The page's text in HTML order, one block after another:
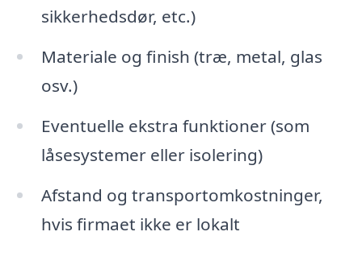
sikkerhedsdør, etc.)
Materiale og finish (træ, metal, glas
osv.)
Eventuelle ekstra funktioner (som
låsesystemer eller isolering)
Afstand og transportomkostninger,
hvis firmaet ikke er lokalt